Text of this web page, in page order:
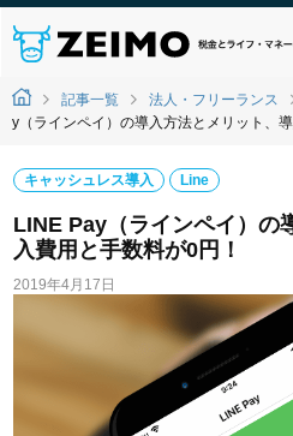
記事一覧 法人・フリーランス
y（ラインペイ）の導入方法とメリット、
キャッシュレス導入 Line
LINE Pay（ラインペイ）の
入費用と手数料が0円！
2019年4月17日